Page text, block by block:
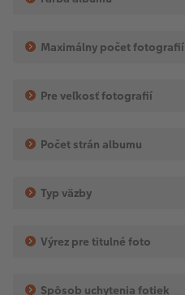
Maximálny počet fotografií
Pre veľkosť fotografií
Počet strán albumu
Typ väzby
Výrez pre titulné foto
Spôsob uchytenia fotiek